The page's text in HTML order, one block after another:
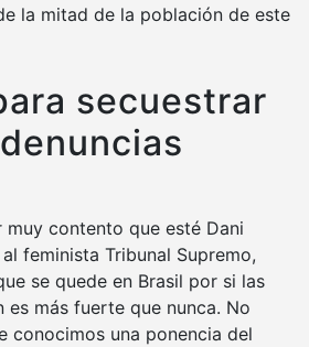
la mitad de la población de este
secuestrar
contento que esté Dani
feminista Tribunal Supremo,
se quede en Brasil por si las
más fuerte que nunca. No
conocimos una ponencia del